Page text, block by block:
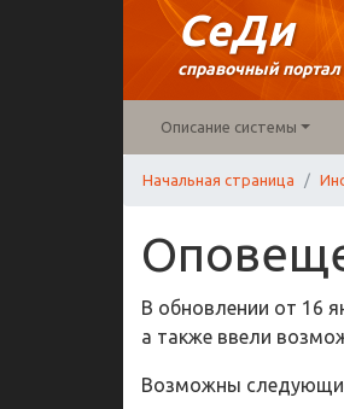
СеДи
справочный портал
Описание системы
Начальная страница
В обновлении от 16
а также ввели
Возможны